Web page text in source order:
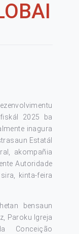
2025 ba
inagura
Estatál
akompañia
Autoridade
kinta-feira
bensaun
Paroku Igreja
Conceição